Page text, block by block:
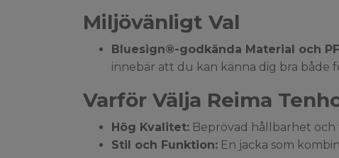
Miljövänligt Val
Bluesign®-godkända Material och
innebär att du kan känna dig bra både
Varför Välja Reima
Hög Kvalitet: Beprövad hållbarhet
Stil och Funktion: En jacka som